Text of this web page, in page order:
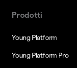
Prodotti
Young Platform
Young Platform Pro